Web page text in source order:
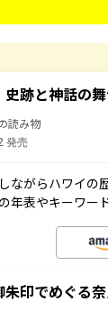
跡と神話の
読み物
発売
ながらハワイの
年表やキーワー
印でめぐる